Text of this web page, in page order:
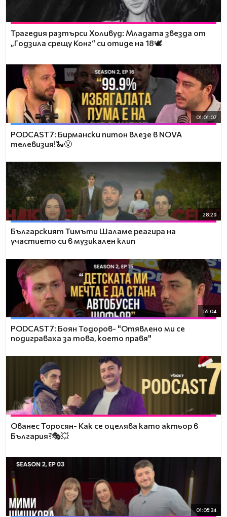
Трагедия разтърси Холивуд: Младата звезда от
„Годзила срещу Конг“ си отиде на 18🕊️
01:01:07
PODCAST7: Бирмански питон влезе в NOVA
телевизия!🐍😮
28:29
Българският Тимъти Шаламе реагира на
участието си в музикален клип
55:04
PODCAST7: ‪Боян Тодоров- "Отявлено ми се
подиграваха за това, което правя"
Ованес Торосян- Как се оцелява като актьор в
България?🎭💥
01:05:34